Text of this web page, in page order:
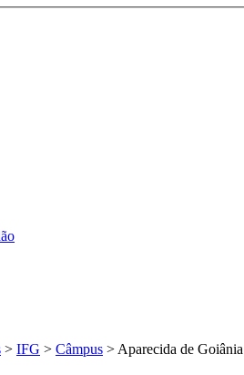
> IFG > Câmpus >Aparecida de Goiânia